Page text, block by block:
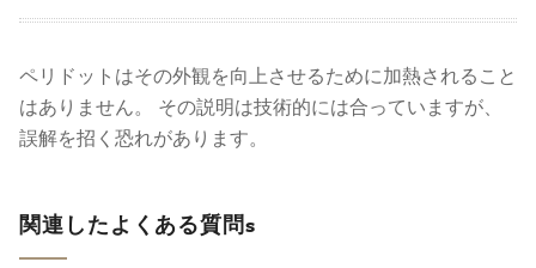
ペリドットはその外観を向上させるために加熱されること
はありません。 その説明は技術的には合っていますが、
誤解を招く恐れがあります。
関連したよくある質問s